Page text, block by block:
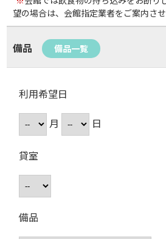
望の場合は、会館指定業者をご案内させ
備品 備品一覧
利用希望日
月
日
貸室
備品